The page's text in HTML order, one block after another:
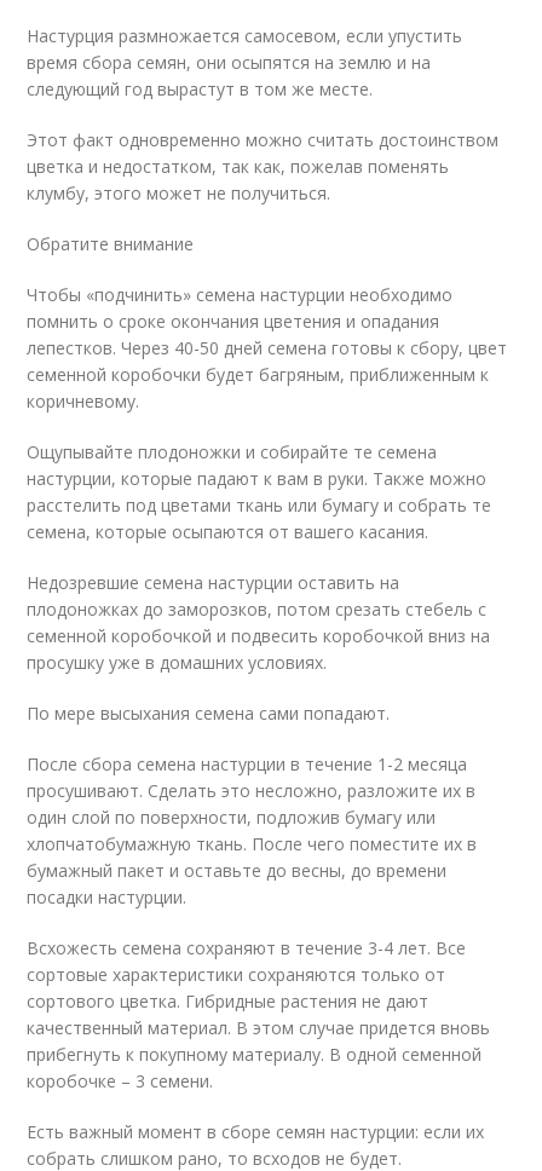
Настурция размножается самосевом, если упустить
время сбора семян, они осыпятся на землю и на
следующий год вырастут в том же месте.
Этот факт одновременно можно считать достоинством
цветка и недостатком, так как, пожелав поменять
клумбу, этого может не получиться.
Обратите внимание
Чтобы «подчинить» семена настурции необходимо
помнить о сроке окончания цветения и опадания
лепестков. Через 40-50 дней семена готовы к сбору, цвет
семенной коробочки будет багряным, приближенным к
коричневому.
Ощупывайте плодоножки и собирайте те семена
настурции, которые падают к вам в руки. Также можно
расстелить под цветами ткань или бумагу и собрать те
семена, которые осыпаются от вашего касания.
Недозревшие семена настурции оставить на
плодоножках до заморозков, потом срезать стебель с
семенной коробочкой и подвесить коробочкой вниз на
просушку уже в домашних условиях.
По мере высыхания семена сами попадают.
После сбора семена настурции в течение 1-2 месяца
просушивают. Сделать это несложно, разложите их в
один слой по поверхности, подложив бумагу или
хлопчатобумажную ткань. После чего поместите их в
бумажный пакет и оставьте до весны, до времени
посадки настурции.
Всхожесть семена сохраняют в течение 3-4 лет. Все
сортовые характеристики сохраняются только от
сортового цветка. Гибридные растения не дают
качественный материал. В этом случае придется вновь
прибегнуть к покупному материалу. В одной семенной
коробочке – 3 семени.
Есть важный момент в сборе семян настурции: если их
собрать слишком рано, то всходов не будет.